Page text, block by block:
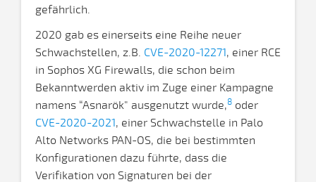
gefährlich.
2020 gab es einerseits eine Reihe neuer
Schwachstellen, z.B. CVE-2020-12271, einer RCE
in Sophos XG Firewalls, die schon beim
Bekanntwerden aktiv im Zuge einer Kampagne
namens “Asnarök" ausgenutzt wurde,8 oder
CVE-2020-2021, einer Schwachstelle in Palo
Alto Networks PAN-OS, die bei bestimmten
Konfigurationen dazu führte, dass die
Verifikation von Signaturen bei der